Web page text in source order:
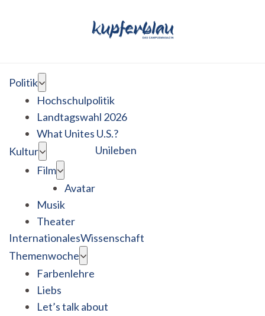
Politik
Hochschulpolitik
Landtagswahl 2026
What Unites U.S.?
Kultur
Film
Avatar
Musik
Theater
Unileben
InternationalesWissenschaft
Themenwoche
Farbenlehre
Liebs
Let’s talk about